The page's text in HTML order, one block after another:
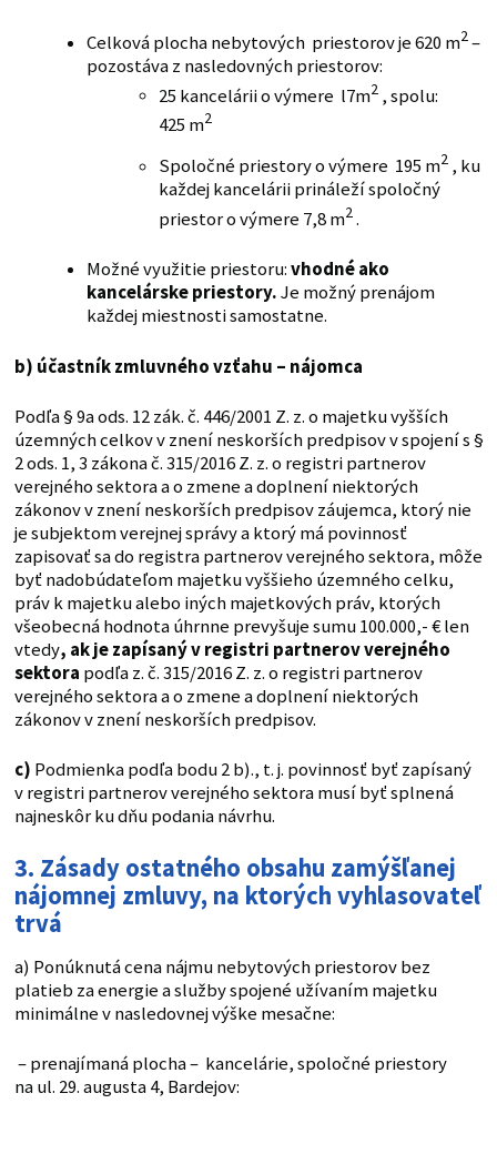
Celková plocha nebytových priestorov je 620 m2–
pozostáva z nasledovných priestorov:
25 kancelárii o výmere l7m2, spolu:
425 m2
Spoločné priestory o výmere 195 m2, ku
každej kancelárii prináleží spoločný
priestor o výmere 7,8 m2.
Možné využitie priestoru:vhodné ako
kancelárske priestory.Je možný prenájom
každej miestnosti samostatne.
b) účastník zmluvného vzťahu – nájomca
Podľa § 9a ods. 12 zák. č. 446/2001 Z. z. o majetku vyšších
územných celkov v znení neskorších predpisov v spojení s §
2 ods. 1, 3 zákona č. 315/2016 Z. z. o registri partnerov
verejného sektora a o zmene a doplnení niektorých
zákonov v znení neskorších predpisov záujemca, ktorý nie
je subjektom verejnej správy a ktorý má povinnosť
zapisovať sa do registra partnerov verejného sektora, môže
byť nadobúdateľom majetku vyššieho územného celku,
práv k majetku alebo iných majetkových práv, ktorých
všeobecná hodnota úhrnne prevyšuje sumu 100.000,- € len
vtedy, ak je zapísaný v registri partnerov verejného
sektora podľa z. č. 315/2016 Z. z. o registri partnerov
verejného sektora a o zmene a doplnení niektorých
zákonov v znení neskorších predpisov.
c) Podmienka podľa bodu 2 b)., t. j. povinnosť byť zapísaný
v registri partnerov verejného sektora musí byť splnená
najneskôr ku dňu podania návrhu.
3. Zásady ostatného obsahu zamýšľanej
nájomnej zmluvy, na ktorých vyhlasovateľ
trvá
a) Ponúknutá cena nájmu nebytových priestorov bez
platieb za energie a služby spojené užívaním majetku
minimálne v nasledovnej výške mesačne:
– prenajímaná plocha – kancelárie, spoločné priestory
na ul. 29. augusta 4, Bardejov: